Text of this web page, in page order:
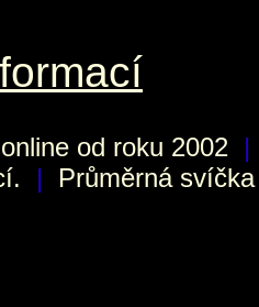
od roku 2002 |
| Průměrná